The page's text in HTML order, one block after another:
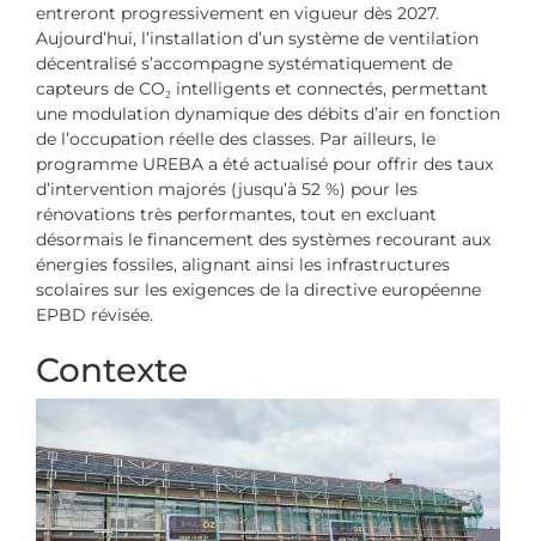
entreront progressivement en vigueur dès 2027.
Aujourd’hui, l’installation d’un système de ventilation
décentralisé s’accompagne systématiquement de
capteurs de CO₂ intelligents et connectés, permettant
une modulation dynamique des débits d’air en fonction
de l’occupation réelle des classes. Par ailleurs, le
programme UREBA a été actualisé pour offrir des taux
d’intervention majorés (jusqu’à 52 %) pour les
rénovations très performantes, tout en excluant
désormais le financement des systèmes recourant aux
énergies fossiles, alignant ainsi les infrastructures
scolaires sur les exigences de la directive européenne
EPBD révisée.
Contexte